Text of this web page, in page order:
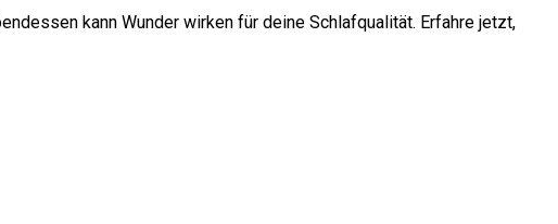
kann Wunder wirken für deine Schlafqualität. Erfahre jetzt,